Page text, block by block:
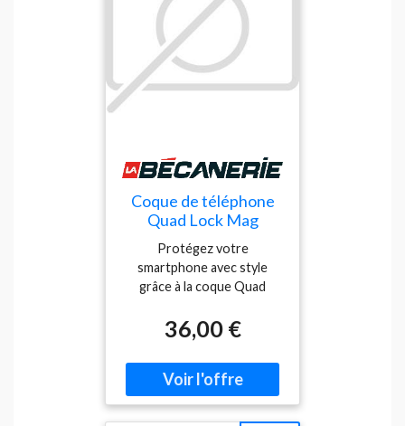
Coque de téléphone
Quad Lock Mag
iPhone 16E SE4
Protégez votre
smartphone avec style
grâce à la coque Quad
une sécurité maximale et
une compatibilité totale
avec les supports Quad
Lock® et Quad Lock MAG™.
Élégante, robuste et
ingénieusement pensée,
36,00 €